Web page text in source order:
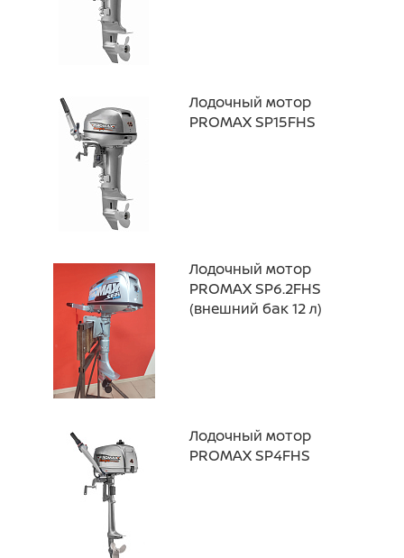
Лодочный мотор
PROMAX SP15FHS
Лодочный мотор
PROMAX SP6.2FHS
(внешний бак 12 л)
Лодочный мотор
PROMAX SP4FHS